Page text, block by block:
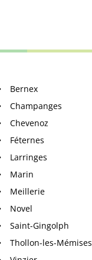
Bernex
Champanges
Chevenoz
Féternes
Larringes
Marin
Meillerie
Novel
Saint-Gingolph
Thollon-les-Mémises